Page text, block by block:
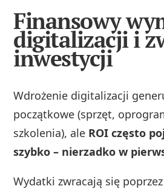
Finansowy
digitalizacji i
inwestycji
Wdrożenie digitalizacji
początkowe (sprzęt,
szkolenia), ale ROI często
szybko – nierzadko w
Wydatki zwracają się